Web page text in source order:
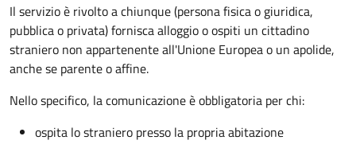
Il servizio è rivolto a chiunque (persona fisica o giuridica,
pubblica o privata) fornisca alloggio o ospiti un cittadino
straniero non appartenente all'Unione Europea o un apolide,
anche se parente o affine.
Nello specifico, la comunicazione è obbligatoria per chi:
ospita lo straniero presso la propria abitazione